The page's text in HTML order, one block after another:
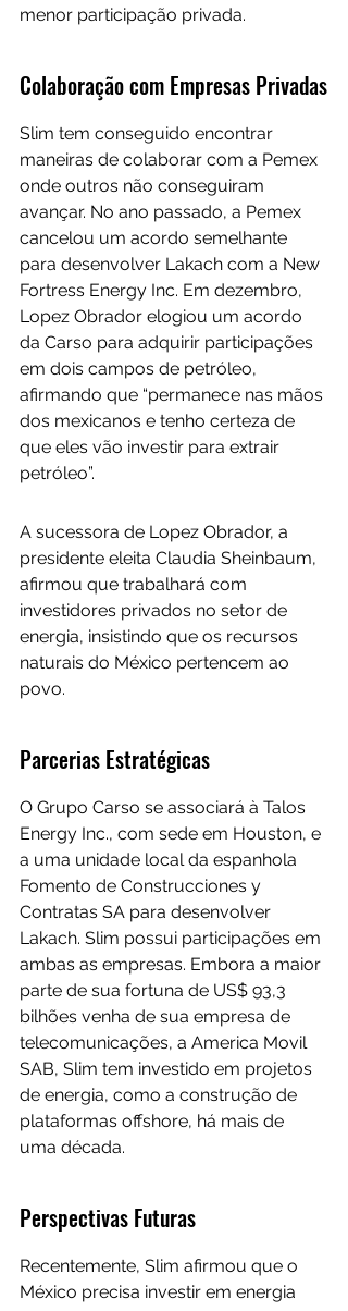
menor participação privada.
Colaboração com Empresas Privadas
Slim tem conseguido encontrar
maneiras de colaborar com a Pemex
onde outros não conseguiram
avançar. No ano passado, a Pemex
cancelou um acordo semelhante
para desenvolver Lakach com a New
Fortress Energy Inc. Em dezembro,
Lopez Obrador elogiou um acordo
da Carso para adquirir participações
em dois campos de petróleo,
afirmando que “permanece nas mãos
dos mexicanos e tenho certeza de
que eles vão investir para extrair
petróleo”.
A sucessora de Lopez Obrador, a
presidente eleita Claudia Sheinbaum,
afirmou que trabalhará com
investidores privados no setor de
energia, insistindo que os recursos
naturais do México pertencem ao
povo.
Parcerias Estratégicas
O Grupo Carso se associará à Talos
Energy Inc., com sede em Houston, e
a uma unidade local da espanhola
Fomento de Construcciones y
Contratas SA para desenvolver
Lakach. Slim possui participações em
ambas as empresas. Embora a maior
parte de sua fortuna de US$ 93,3
bilhões venha de sua empresa de
telecomunicações, a America Movil
SAB, Slim tem investido em projetos
de energia, como a construção de
plataformas offshore, há mais de
uma década.
Perspectivas Futuras
Recentemente, Slim afirmou que o
México precisa investir em energia